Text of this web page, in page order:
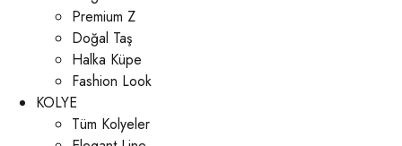
Premium Z
Doğal Taş
Halka Küpe
Fashion Look
KOLYE
Tüm Kolyeler